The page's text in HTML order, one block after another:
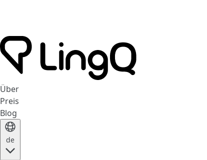
Über
Preis
Blog
de